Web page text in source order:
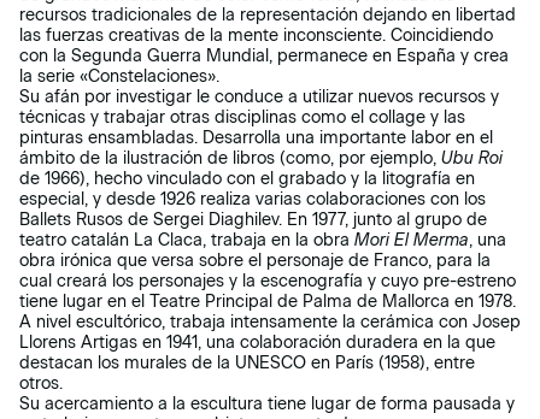
recursos tradicionales de la representación dejando en libertad
las fuerzas creativas de la mente inconsciente. Coincidiendo
con la Segunda Guerra Mundial, permanece en España y crea
la serie «Constelaciones».
Su afán por investigar le conduce a utilizar nuevos recursos y
técnicas y trabajar otras disciplinas como el collage y las
pinturas ensambladas. Desarrolla una importante labor en el
ámbito de la ilustración de libros (como, por ejemplo, Ubu Roi
de 1966), hecho vinculado con el grabado y la litografía en
especial, y desde 1926 realiza varias colaboraciones con los
Ballets Rusos de Sergei Diaghilev. En 1977, junto al grupo de
teatro catalán La Claca, trabaja en la obra Mori El Merma, una
obra irónica que versa sobre el personaje de Franco, para la
cual creará los personajes y la escenografía y cuyo pre-estreno
tiene lugar en el Teatre Principal de Palma de Mallorca en 1978.
A nivel escultórico, trabaja intensamente la cerámica con Josep
Llorens Artigas en 1941, una colaboración duradera en la que
destacan los murales de la UNESCO en París (1958), entre
otros.
Su acercamiento a la escultura tiene lugar de forma pausada y